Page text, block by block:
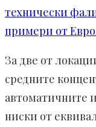
технически
примери от
За две от
средните
автоматичните
ниски от